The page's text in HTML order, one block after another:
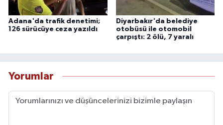
Adana'da trafik denetimi;
126 sürücüye ceza yazıldı
Diyarbakır'da belediye
otobüsü ile otomobil
çarpıştı: 2 ölü, 7 yaralı
Yorumlar